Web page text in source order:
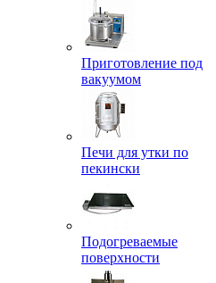
Приготовление под
вакуумом
Печи для утки по
пекински
Подогреваемые
поверхности